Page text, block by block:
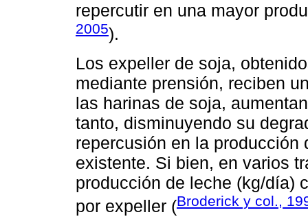
repercutir en una mayor
2005).
Los expeller de soja,
mediante prensión, reciben
las harinas de soja,
tanto, disminuyendo su
repercusión en la
existente. Si bien, en varios
producción de leche (kg/día)
por expeller (Broderick y col.,